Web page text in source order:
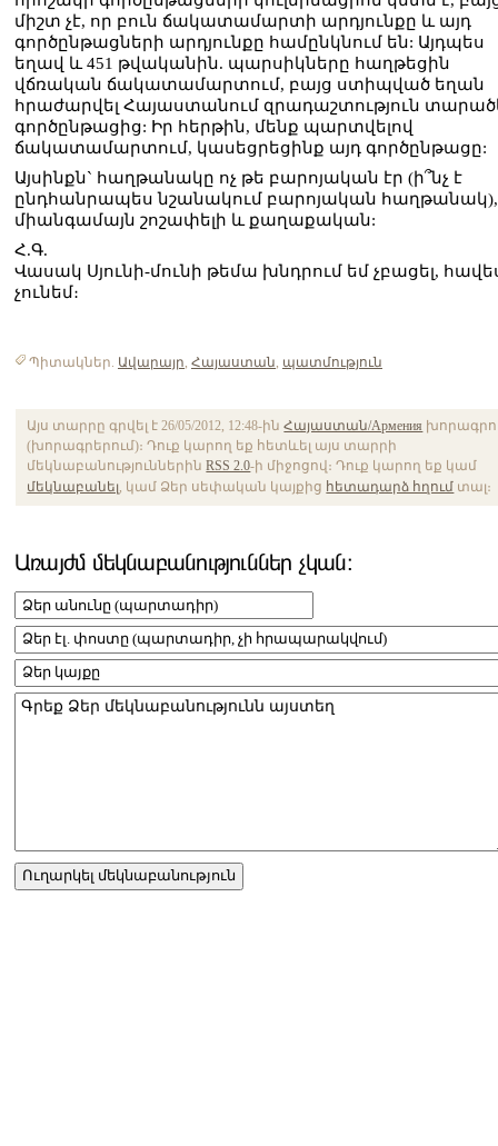
միշտ չէ, որ բուն ճակատամարտի արդյունքը և այդ
գործընթացների արդյունքը համընկնում են: Այդպես
եղավ և 451 թվականին. պարսիկները հաղթեցին
վճռական ճակատամարտում, բայց ստիպված եղան
հրաժարվել Հայաստանում զրադաշտություն
գործընթացից: Իր հերթին, մենք պարտվելով
ճակատամարտում, կասեցրեցինք այդ գործընթացը:
Այսինքն` հաղթանակը ոչ թե բարոյական էր (ի՞նչ է
ընդհանրապես նշանակում բարոյական հաղթանակ),
միանգամայն շոշափելի և քաղաքական:
Հ.Գ.
Վասակ Սյունի-մունի թեմա խնդրում եմ չբացել,
չունեմ։
Պիտակներ. Ավարայր, Հայաստան, պատմություն
Այս տարրը գրվել է 26/05/2012, 12:48-ինՀայաստան/Армения
(խորագրերում)։ Դուք կարող եք հետևել այս տարրի
մեկնաբանություններինRSS 2.0-ի միջոցով։ Դուք կարող եք կամ
մեկնաբանել, կամ Ձեր սեփական կայքից հետադարձ հղում տալ։
Առայժմ մեկնաբանություններ չկան։